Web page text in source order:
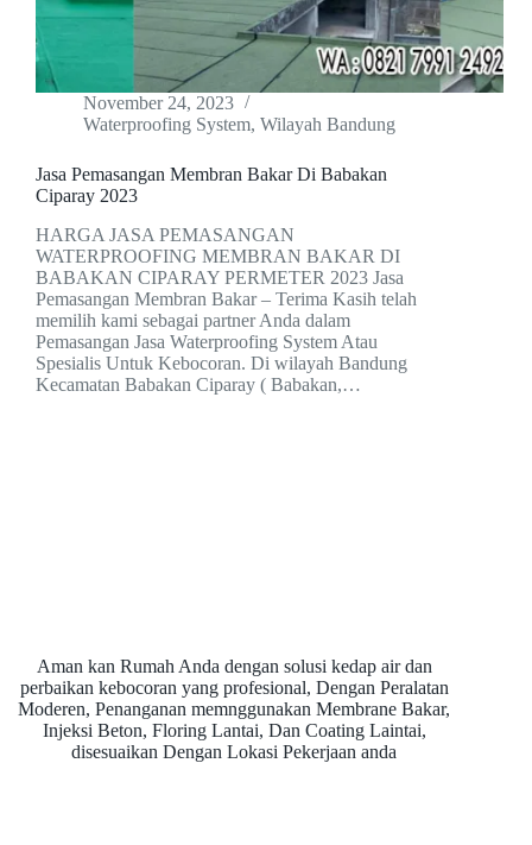
November 24, 2023
Waterproofing System, Wilayah Bandung
Jasa Pemasangan Membran Bakar Di Babakan
Ciparay 2023
HARGA JASA PEMASANGAN
WATERPROOFING MEMBRAN BAKAR DI
BABAKAN CIPARAY PERMETER 2023 Jasa
Pemasangan Membran Bakar – Terima Kasih telah
memilih kami sebagai partner Anda dalam
Pemasangan Jasa Waterproofing System Atau
Spesialis Untuk Kebocoran. Di wilayah Bandung
Kecamatan Babakan Ciparay ( Babakan,…
Aman kan Rumah Anda dengan solusi kedap air dan
perbaikan kebocoran yang profesional, Dengan Peralatan
Moderen, Penanganan memnggunakan Membrane Bakar,
Injeksi Beton, Floring Lantai, Dan Coating Laintai,
disesuaikan Dengan Lokasi Pekerjaan anda